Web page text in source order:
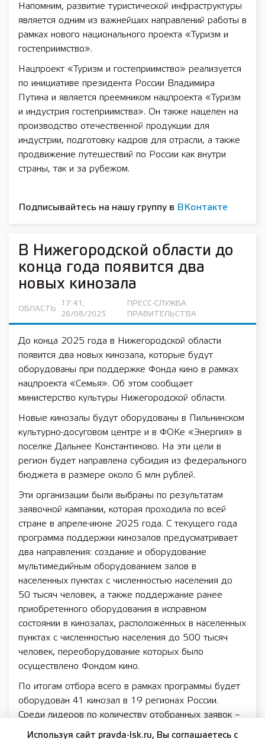
Напомним, развитие туристической инфраструктуры
является одним из важнейших направлений работы в
рамках нового национального проекта «Туризм и
гостеприимство».
Нацпроект «Туризм и гостеприимство» реализуется
по инициативе президента России Владимира
Путина и является преемником нацпроекта «Туризм
и индустрия гостеприимства». Он также нацелен на
производство отечественной продукции для
индустрии, подготовку кадров для отрасли, а также
продвижение путешествий по России как внутри
страны, так и за рубежом.
Подписывайтесь на нашу группу в ВКонтакте
В Нижегородской области до
конца года появится два
новых кинозала
ОБЛАСТЬ
17:41,
26/08/2025
ПРЕСС-СЛУЖБА
ПРАВИТЕЛЬСТВА
До конца 2025 года в Нижегородской области
появится два новых кинозала, которые будут
оборудованы при поддержке Фонда кино в рамках
нацпроекта «Семья». Об этом сообщает
министерство культуры Нижегородской области.
Новые кинозалы будут оборудованы в Пильнинском
культурно-досуговом центре и в ФОКе «Энергия» в
поселке Дальнее Константиново. На эти цели в
регион будет направлена субсидия из федерального
бюджета в размере около 6 млн рублей.
Эти организации были выбраны по результатам
заявочной кампании, которая проходила по всей
стране в апреле-июне 2025 года. С текущего года
программа поддержки кинозалов предусматривает
два направления: создание и оборудование
мультимедийным оборудованием залов в
населенных пунктах с численностью населения до
50 тысяч человек, а также поддержание ранее
приобретенного оборудования в исправном
состоянии в кинозалах, расположенных в населенных
пунктах с численностью населения до 500 тысяч
человек, переоборудование которых было
осуществлено Фондом кино.
По итогам отбора всего в рамках программы будет
оборудован 41 кинозал в 19 регионах России.
Среди лидеров по количеству отобранных заявок –
Саратовская область, Республика Марий Эл и
Используя сайт pravda-lsk.ru, Вы соглашаетесь с